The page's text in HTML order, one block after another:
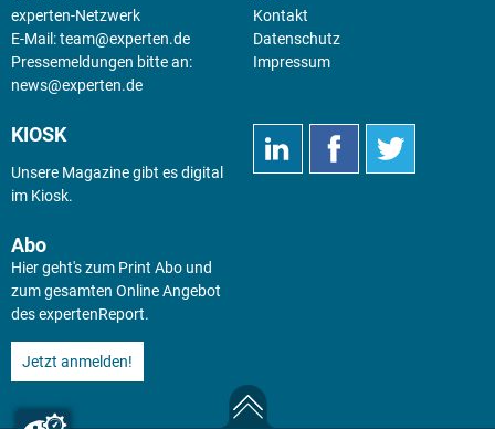
experten-Netzwerk
E-Mail:team@experten.de
Pressemeldungen bitte an:
news@experten.de
Kontakt
Datenschutz
Impressum
KIOSK
Unsere Magazine gibt es digital
im Kiosk.
Abo
Hier geht's zum Print Abo und
zum gesamten Online Angebot
des expertenReport.
Jetzt anmelden!